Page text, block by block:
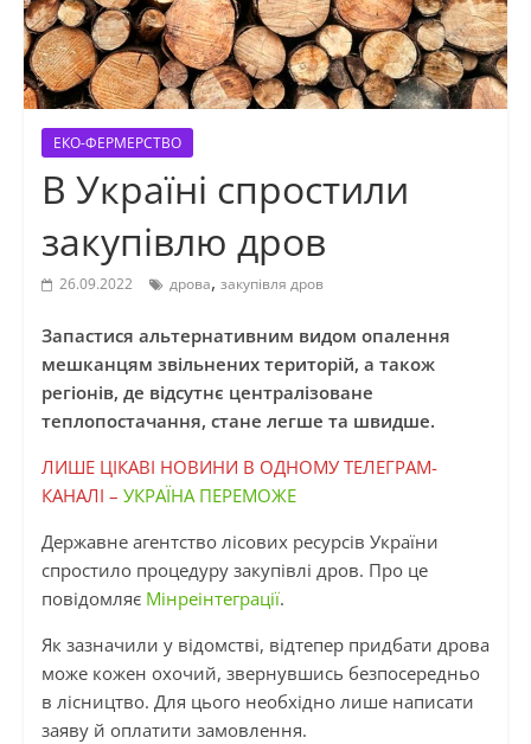
ЕКО-ФЕРМЕРСТВО
В Україні спростили
закупівлю дров
26.09.2022 дрова, закупівля дров
Запастися альтернативним видом опалення
мешканцям звільнених територій, а також
регіонів, де відсутнє централізоване
теплопостачання, стане легше та швидше.
ЛИШЕ ЦІКАВІ НОВИНИ В ОДНОМУ ТЕЛЕГРАМ-
КАНАЛІ – УКРАЇНА ПЕРЕМОЖЕ
Державне агентство лісових ресурсів України
спростило процедуру закупівлі дров. Про це
повідомляє Мінреінтеграції.
Як зазначили у відомстві, відтепер придбати дрова
може кожен охочий, звернувшись безпосередньо
в лісництво. Для цього необхідно лише написати
заяву й оплатити замовлення.